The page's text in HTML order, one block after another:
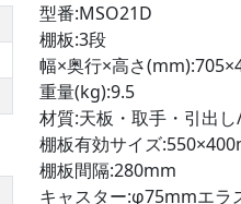
型番:MSO21D
棚板:3段
幅×奥行×高さ
重量(kg):9.5
材質:天板・取手・引出
棚板有効サイズ
棚板間隔:280mm
キャスター:φ75mmエラ